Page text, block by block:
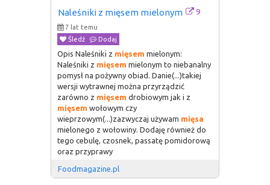
Naleśniki z mięsem mielonym 9
7 lat temu
Śledź
Dodaj
Opis Naleśniki z mięsem mielonym:
Naleśniki z mięsem mielonym to niebanalny
pomysł na pożywny obiad. Danie(...)takiej
wersji wytrawnej można przyrządzić
zarówno z mięsem drobiowym jak i z
mięsem wołowym czy
wieprzowym(...)zazwyczaj używam mięsa
mielonego z wołowiny. Dodaję również do
tego cebulę, czosnek, passatę pomidorową
oraz przyprawy
Foodmagazine.pl